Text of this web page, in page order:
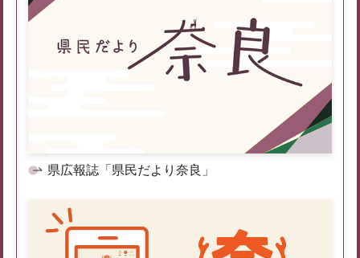
県広報誌「県民だより奈良」